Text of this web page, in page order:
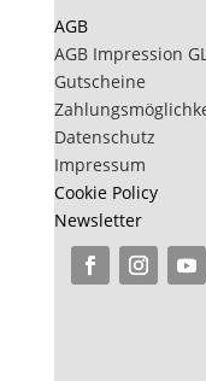
AGB
AGB Impression
Gutscheine
Datenschutz
Impressum
Cookie Policy
Newsletter